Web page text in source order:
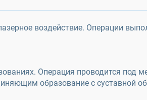
воздействие. Операции
Операция проводится под
образование с